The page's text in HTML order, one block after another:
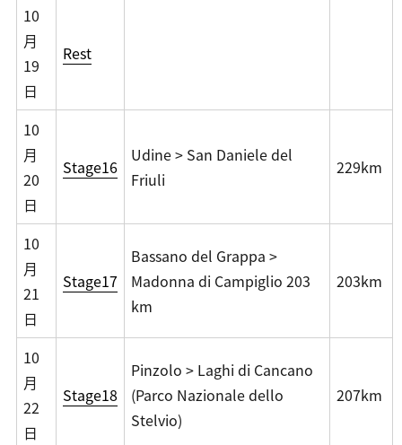
10
月
19
日
Rest
10
月
20
日
Stage16
Udine > San Daniele del
Friuli
229km
10
月
21
日
Stage17
Bassano del Grappa >
Madonna di Campiglio 203
km
203km
10
月
22
日
Stage18
Pinzolo > Laghi di Cancano
(Parco Nazionale dello
Stelvio)
207km